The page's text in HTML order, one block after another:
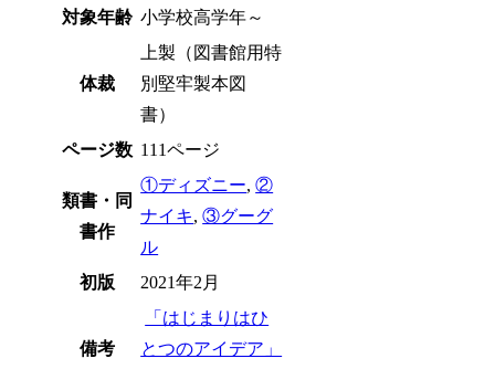
対象年齢 小学校高学年～
体裁
上製（図書館用特
別堅牢製本図
書）
ページ数 111ページ
類書・同
書作
①ディズニー,②
ナイキ,③グーグ
ル
初版
2021年2月
備考
「はじまりはひ
とつのアイデア」